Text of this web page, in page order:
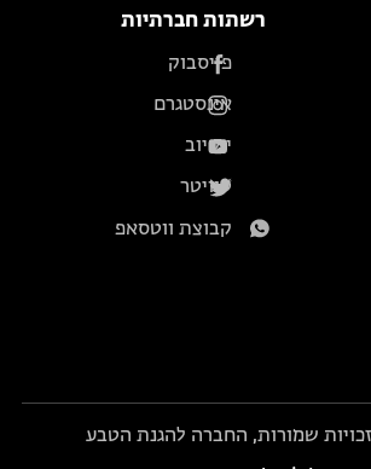
רשתות חברתיות
פייסבוק
אינסטגרם
יוטיוב
טוויטר
קבוצת ווטסאפ